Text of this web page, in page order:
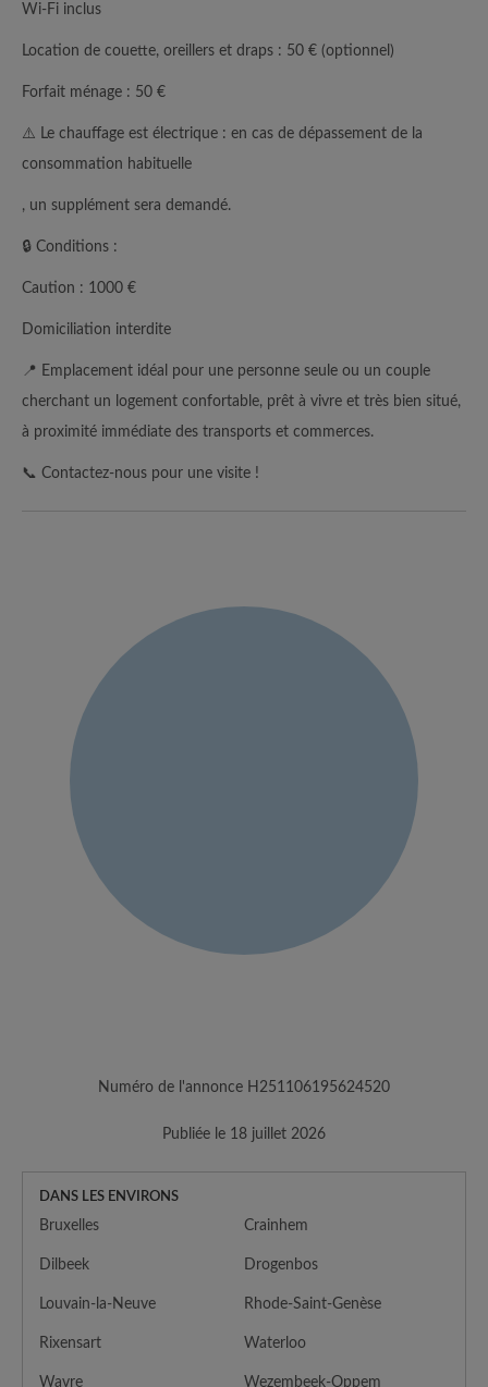
Wi-Fi inclus
Location de couette, oreillers et draps : 50 € (optionnel)
Forfait ménage : 50 €
⚠️ Le chauffage est électrique : en cas de dépassement de la
consommation habituelle
, un supplément sera demandé.
🔒 Conditions :
Caution : 1000 €
Domiciliation interdite
📍 Emplacement idéal pour une personne seule ou un couple
cherchant un logement confortable, prêt à vivre et très bien situé,
à proximité immédiate des transports et commerces.
📞 Contactez-nous pour une visite !
Numéro de l'annonce H251106195624520
Publiée le 18 juillet 2026
DANS LES ENVIRONS
Bruxelles Crainhem
Dilbeek Drogenbos
Louvain-la-Neuve Rhode-Saint-Genèse
Rixensart Waterloo
Wavre Wezembeek-Oppem